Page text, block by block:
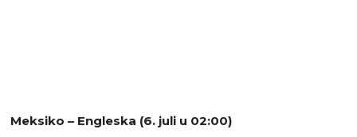
Meksiko – Engleska (6. juli u 02:00)